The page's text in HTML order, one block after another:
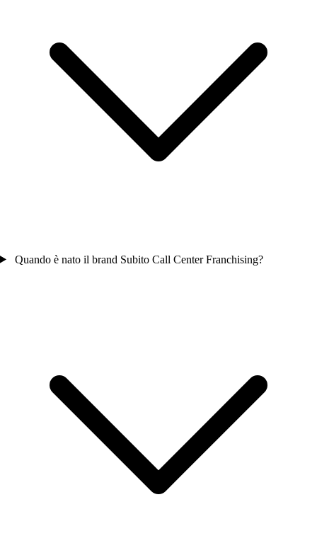
Quando è nato il brand Subito Call Center Franchising?